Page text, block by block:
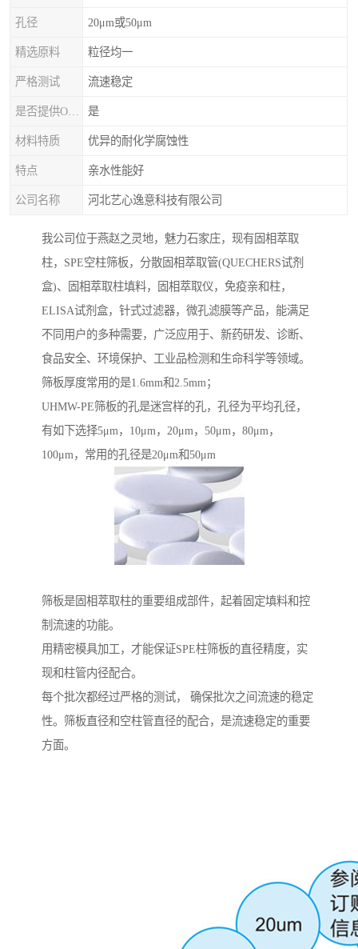
孔径 20μm或50μm
精选原料 粒径均一
严格测试 流速稳定
是
材料特质 优异的耐化学腐蚀性
特点 亲水性能好
公司名称 河北艺心逸意科技有限公司
我公司位于燕赵之灵地，魅力石家庄，现有固相萃取
柱，SPE空柱筛板，分散固相萃取管(QUECHERS试剂
盒)、固相萃取柱填料，固相萃取仪，免疫亲和柱，
ELISA试剂盒，针式过滤器，微孔滤膜等产品，能满足
不同用户的多种需要，广泛应用于、新药研发、诊断、
食品安全、环境保护、工业品检测和生命科学等领域。
筛板厚度常用的是1.6mm和2.5mm；
UHMW-PE筛板的孔是迷宫样的孔，孔径为平均孔径，
有如下选择5μm，10μm，20μm，50μm，80μm，
100μm，常用的孔径是20μm和50μm
筛板是固相萃取柱的重要组成部件，起着固定填料和控
制流速的功能。
用精密模具加工，才能保证SPE柱筛板的直径精度，实
现和柱管内径配合。
每个批次都经过严格的测试， 确保批次之间流速的稳定
性。筛板直径和空柱管直径的配合，是流速稳定的重要
方面。